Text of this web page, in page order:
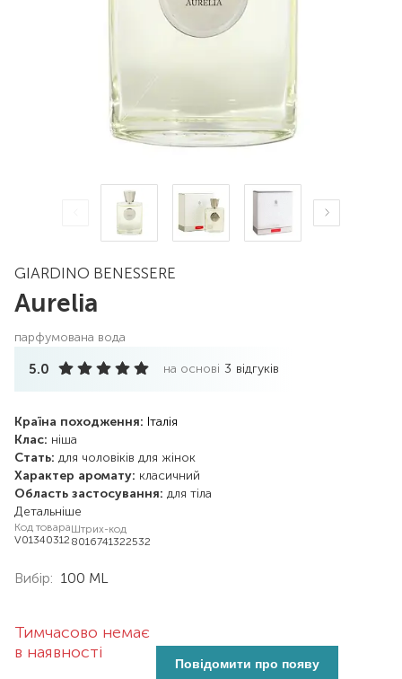
GIARDINO BENESSERE
Aurelia
парфумована вода
5.0 на основі 3 відгуків
Країна походження: Італія
Клас: ніша
Стать: для чоловіків для жінок
Характер аромату: класичний
Область застосування: для тіла
Детальніше
Код товара
V01340312
Штрих-код
8016741322532
Вибір: 100 ML
Тимчасово немає
в наявності
Повідомити про появу